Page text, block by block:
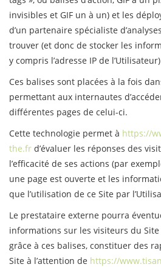
invisibles et GIF un à un) et les
d’un partenaire spécialiste
trouver (et donc de stocker les
y compris l’adresse IP de
Ces balises sont placées à la fois
permettant aux internautes
différentes pages de celui-ci.
Cette technologie permet à https://
the.fr d’évaluer les réponses des
l’efficacité de ses actions (par
une page est ouverte et les
que l’utilisation de ce Site par
Le prestataire externe pourra
informations sur les visiteurs du
grâce à ces balises, constituer des
Site à l’attention de https://